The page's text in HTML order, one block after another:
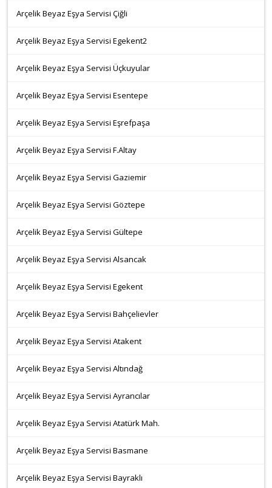
Arçelik Beyaz Eşya Servisi Çiğli
Arçelik Beyaz Eşya Servisi Egekent2
Arçelik Beyaz Eşya Servisi Üçkuyular
Arçelik Beyaz Eşya Servisi Esentepe
Arçelik Beyaz Eşya Servisi Eşrefpaşa
Arçelik Beyaz Eşya Servisi F.Altay
Arçelik Beyaz Eşya Servisi Gaziemir
Arçelik Beyaz Eşya Servisi Göztepe
Arçelik Beyaz Eşya Servisi Gültepe
Arçelik Beyaz Eşya Servisi Alsancak
Arçelik Beyaz Eşya Servisi Egekent
Arçelik Beyaz Eşya Servisi Bahçelievler
Arçelik Beyaz Eşya Servisi Atakent
Arçelik Beyaz Eşya Servisi Altındağ
Arçelik Beyaz Eşya Servisi Ayrancılar
Arçelik Beyaz Eşya Servisi Atatürk Mah.
Arçelik Beyaz Eşya Servisi Basmane
Arçelik Beyaz Eşya Servisi Bayraklı